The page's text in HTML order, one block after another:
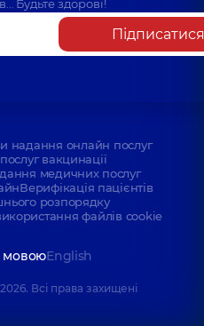
Будьте здорові!
Підписатися
надання онлайн послуг
вакцинації
медичних послуг
Верифікація пацієнтів
розпорядку
файлів cookie
мовоюEnglish
Всі права захищені